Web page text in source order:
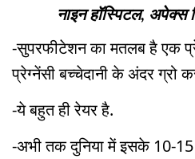
नाइन हॉस्पिटल, अपेक्स
-सुपरफीटेशन का मतलब है एक
प्रेग्नेंसी बच्चेदानी के अंदर ग्रो
-ये बहुत ही रेयर है.
-अभी तक दुनिया में इसके 10-15